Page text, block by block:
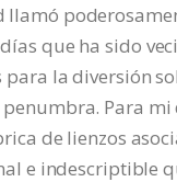
que ha sido
la diversión
Para
de lienzos
e indescriptible